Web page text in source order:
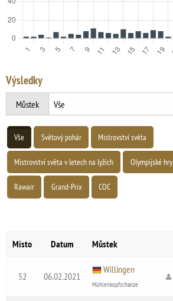
Výsledky
Můstek
Vše Světový pohár Mistrovství světa
Mistrovství světa v letech na lyžích Olympijské hry
Rawair Grand-Prix COC
Místo Datum Můstek
52 06.02.2021
Willingen
Mühlenkopfschanze